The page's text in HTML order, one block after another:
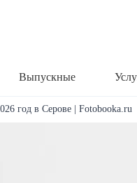
Выпускные
год в Серове | Fotobooka.ru